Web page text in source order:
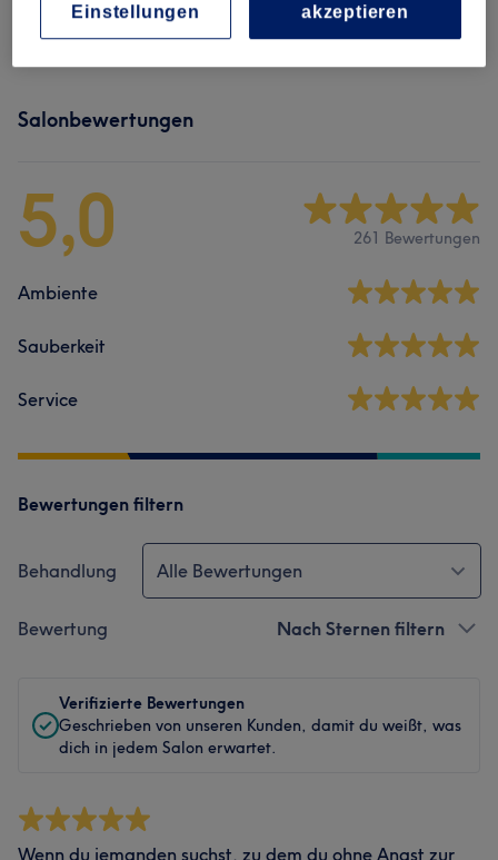
Salonbewertungen
5,0 261 Bewertungen
Ambiente
Sauberkeit
Service
Bewertungen filtern
Behandlung Alle Bewertungen
Bewertung Nach Sternen filtern
Verifizierte Bewertungen
Geschrieben von unseren Kunden, damit du weißt, was
dich in jedem Salon erwartet.
Wenn du jemanden suchst, zu dem du ohne Angst zur
Einstellungen
akzeptieren